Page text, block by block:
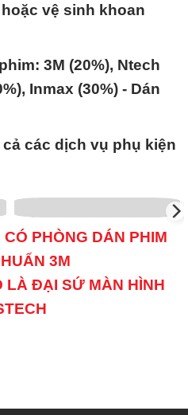
vệ sinh khoan
3M (20%), Ntech
Inmax (30%) - Dán
cả các dịch vụ phụ kiện
PHÒNG DÁN PHIM
3M
LÀ ĐẠI SỨ MÀN HÌNH